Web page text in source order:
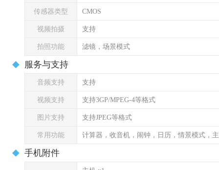
传感器类型 CMOS
视频拍摄 支持
拍照功能 滤镜，场景模式
服务与支持
音频支持 支持
视频支持 支持3GP/MPEG-4等格式
图片支持 支持JPEG等格式
常用功能 计算器，收音机，闹钟，日历，情景模式，
手机附件